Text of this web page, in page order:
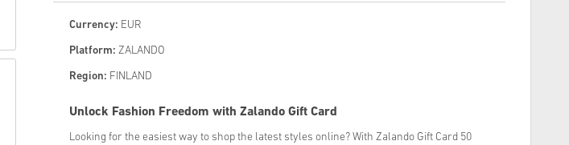
Currency: EUR
Platform: ZALANDO
Region: FINLAND
Unlock Fashion Freedom with Zalando Gift Card
Looking for the easiest way to shop the latest styles online? With Zalando Gift Card 50